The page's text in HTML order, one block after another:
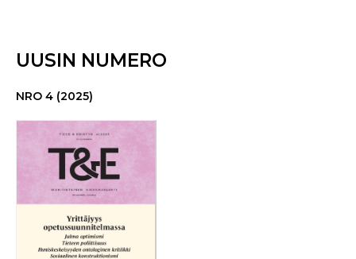
UUSIN NUMERO
NRO 4 (2025)